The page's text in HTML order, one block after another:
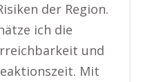
der Region.
ich die
und
Mit